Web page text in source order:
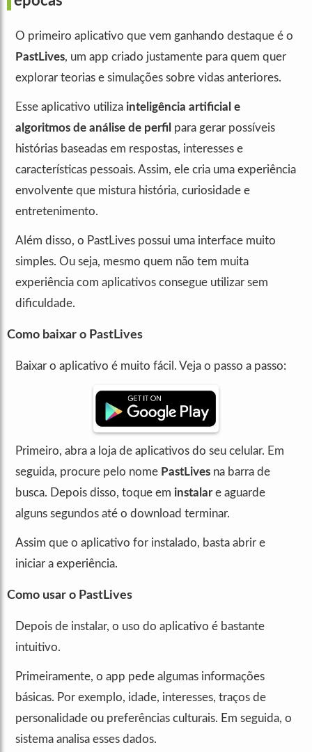
O primeiro aplicativo que vem ganhando destaque é o
PastLives, um app criado justamente para quem quer
explorar teorias e simulações sobre vidas anteriores.
Esse aplicativo utiliza inteligência artificial e
algoritmos de análise de perfil para gerar possíveis
histórias baseadas em respostas, interesses e
características pessoais. Assim, ele cria uma experiência
envolvente que mistura história, curiosidade e
entretenimento.
Além disso, o PastLives possui uma interface muito
simples. Ou seja, mesmo quem não tem muita
experiência com aplicativos consegue utilizar sem
dificuldade.
Como baixar o PastLives
Baixar o aplicativo é muito fácil. Veja o passo a passo:
Primeiro, abra a loja de aplicativos do seu celular. Em
seguida, procure pelo nome PastLives na barra de
busca. Depois disso, toque em instalare aguarde
alguns segundos até o download terminar.
Assim que o aplicativo for instalado, basta abrir e
iniciar a experiência.
Como usar o PastLives
Depois de instalar, o uso do aplicativo é bastante
intuitivo.
Primeiramente, o app pede algumas informações
básicas. Por exemplo, idade, interesses, traços de
personalidade ou preferências culturais. Em seguida, o
sistema analisa esses dados.